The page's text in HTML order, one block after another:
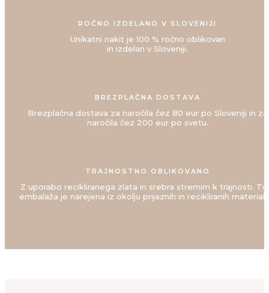
ROČNO IZDELANO V SLOVENIJI
Unikatni nakit je 100 % ročno oblikovan
in izdelan v Sloveniji.
BREZPLAČNA DOSTAVA
Brezplačna dostava za naročila čez 80 eur po Sloveniji in za
naročila čez 200 eur po svetu.
TRAJNOSTNO OBLIKOVANO
Z uporabo recikliranega zlata in srebra stremim k trajnosti.
embalaža je narejena iz okolju prijaznih in recikliranih